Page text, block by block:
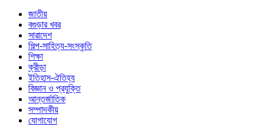
জাতীয়
বগুড়ার খবর
সারাদেশ
শিল্প-সাহিত্য-সংস্কৃতি
শিক্ষা
ক্রীড়া
ইতিহাস-ঐতিহ্য
বিজ্ঞান ও প্রযুক্তি
আন্তর্জাতিক
সম্পাদকীয়
যোগাযোগ